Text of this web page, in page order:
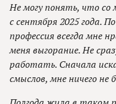
Не могу понять, что
с сентября 2025 года.
профессия всегда мне
меня выгорание. Не
работать. Сначала
смыслов, мне ничего не